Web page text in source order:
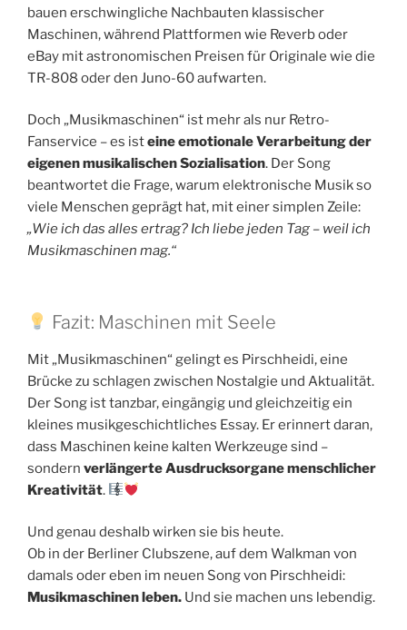
bauen erschwingliche Nachbauten klassischer
Maschinen, während Plattformen wie Reverb oder
eBay mit astronomischen Preisen für Originale wie die
TR-808 oder den Juno-60 aufwarten.
Doch „Musikmaschinen“ ist mehr als nur Retro-
Fanservice – es isteine emotionale Verarbeitung der
eigenen musikalischen Sozialisation. Der Song
beantwortet die Frage, warum elektronische Musik so
viele Menschen geprägt hat, mit einer simplen Zeile:
„Wie ich das alles ertrag? Ich liebe jeden Tag – weil ich
Musikmaschinen mag.“
Fazit: Maschinen mit Seele
Mit „Musikmaschinen“ gelingt es Pirschheidi, eine
Brücke zu schlagen zwischen Nostalgie und Aktualität.
Der Song ist tanzbar, eingängig und gleichzeitig ein
kleines musikgeschichtliches Essay. Er erinnert daran,
dass Maschinen keine kalten Werkzeuge sind –
sondern verlängerte Ausdrucksorgane menschlicher
Kreativität.
Und genau deshalb wirken sie bis heute.
Ob in der Berliner Clubszene, auf dem Walkman von
damals oder eben im neuen Song von Pirschheidi:
Musikmaschinen leben. Und sie machen uns lebendig.